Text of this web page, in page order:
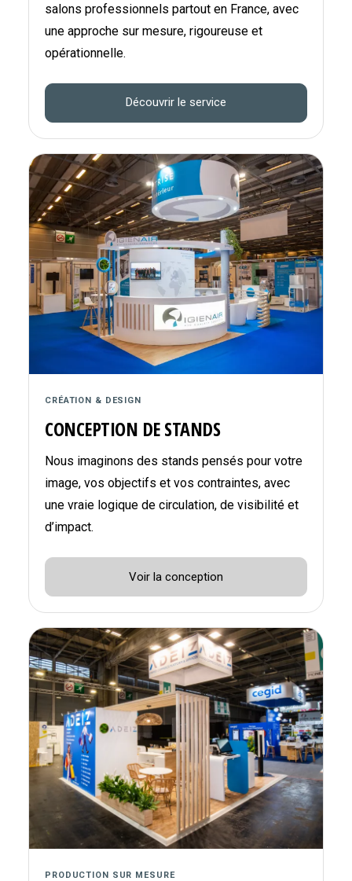
salons professionnels partout en France, avec
une approche sur mesure, rigoureuse et
opérationnelle.
Découvrir le service
CRÉATION & DESIGN
CONCEPTION DE STANDS
Nous imaginons des stands pensés pour votre
image, vos objectifs et vos contraintes, avec
une vraie logique de circulation, de visibilité et
d’impact.
Voir la conception
PRODUCTION SUR MESURE